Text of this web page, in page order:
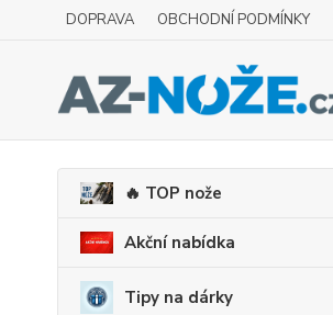
DOPRAVA OBCHODNÍ PODMÍNKY
🔥 TOP nože
Akční nabídka
Tipy na dárky